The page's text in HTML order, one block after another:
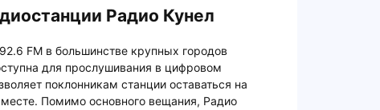
Радио Кунел
FM в большинстве крупных городов
для прослушивания в цифровом
поклонникам станции оставаться на
Помимо основного вещания, Радио